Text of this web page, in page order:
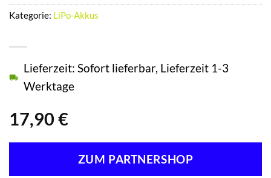
17,90 €
Lieferzeit: Sofort lieferbar, Lieferzeit 1-3
Werktage
ZUM PARTNERSHOP
Kategorie: LiPo-Akkus